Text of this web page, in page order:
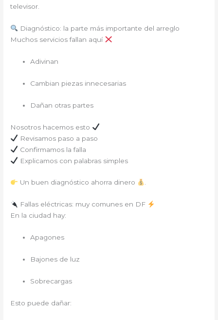
televisor.
Diagnóstico: la parte más importante del arreglo
Muchos servicios fallan aquí
Adivinan
Cambian piezas innecesarias
Dañan otras partes
Nosotros hacemos esto
Revisamos paso a paso
Confirmamos la falla
Explicamos con palabras simples
Un buen diagnóstico ahorra dinero .
Fallas eléctricas: muy comunes en DF
En la ciudad hay:
Apagones
Bajones de luz
Sobrecargas
Esto puede dañar: